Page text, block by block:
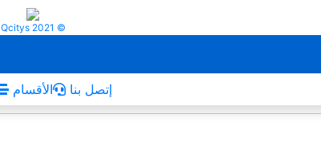
Qcitys 2021 ©
الأقسام إتصل بنا